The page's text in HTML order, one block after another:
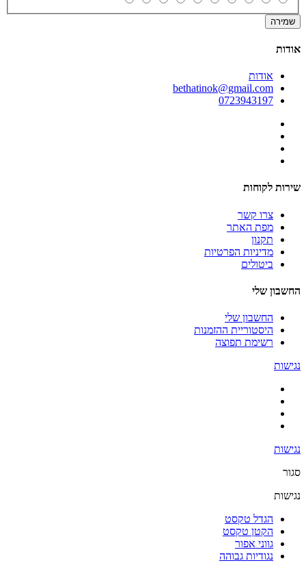
שמירה
אודות
אודות
bethatinok@gmail.com
0723943197
שירות לקוחות
צרו קשר
מפת האתר
תקנון
מדיניות הפרטיות
ביטולים
החשבון שלי
החשבון שלי
היסטוריית ההזמנות
רשימת תפוצה
נגישות
נגישות
סגור
נגישות
הגדל טקסט
הקטן טקסט
גווני אפור
נגודיות גבוהה